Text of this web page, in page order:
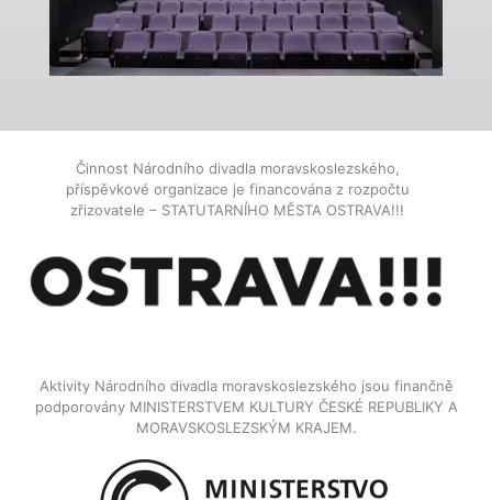
Činnost Národního divadla moravskoslezského,
příspěvkové organizace je financována z rozpočtu
zřizovatele – STATUTARNÍHO MĚSTA OSTRAVA!!!
Aktivity Národního divadla moravskoslezského jsou finančně
podporovány MINISTERSTVEM KULTURY ČESKÉ REPUBLIKY A
MORAVSKOSLEZSKÝM KRAJEM.